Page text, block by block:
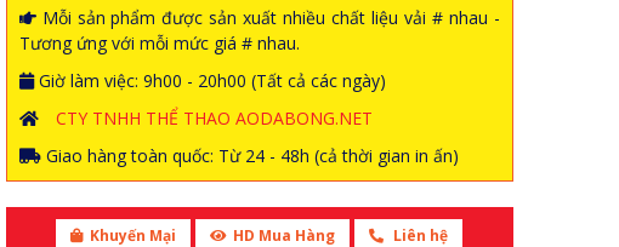
Mỗi sản phẩm được sản xuất nhiều chất liệu vải # nhau -
Tương ứng với mỗi mức giá # nhau.
Giờ làm việc: 9h00 - 20h00 (Tất cả các ngày)
CTY TNHH THỂ THAO AODABONG.NET
Giao hàng toàn quốc: Từ 24 - 48h (cả thời gian in ấn)
Khuyến Mại HD Mua Hàng Liên hệ